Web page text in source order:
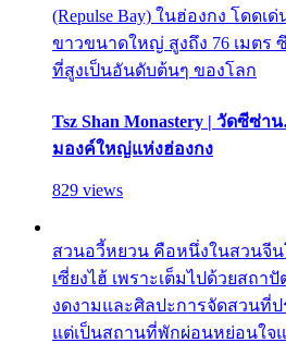
(Repulse Bay) ในฮ่องกง โดด
ขาวขนาดใหญ่ สูงถึง 76 เมตร
ที่สูงเป็นอันดับต้นๆ ของโลก
Tsz Shan Monastery | วัดซีซ่
มองค์ใหญ่แห่งฮ่องกง
829 views
สวนอวี้หยวน คือหนึ่งในสวนจี
เซี่ยงไฮ้ เพราะเต็มไปด้วยสถ
งดงามและศิลปะการจัดสวนที่
แต่เป็นสถานที่พักผ่อนหย่อนใจ